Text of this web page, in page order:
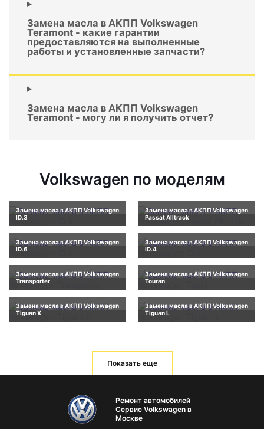
Замена масла в АКПП Volkswagen
Teramont - какие гарантии
предоставляются на выполненные
работы и установленные запчасти?
Замена масла в АКПП Volkswagen
Teramont - могу ли я получить отчет?
Volkswagen по моделям
Замена масла в АКПП Volkswagen
ID.3
Замена масла в АКПП Volkswagen
Passat Alltrack
Замена масла в АКПП Volkswagen
ID.6
Замена масла в АКПП Volkswagen
ID.4
Замена масла в АКПП Volkswagen
Transporter
Замена масла в АКПП Volkswagen
Touran
Замена масла в АКПП Volkswagen
Tiguan X
Замена масла в АКПП Volkswagen
Tiguan L
Показать еще
Ремонт автомобилей
Сервис Volkswagen в
Москве